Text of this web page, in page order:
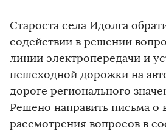
Староста села Идолга
содействии в решении
линии электропередачи и
пешеходной дорожки на
дороге регионального
Решено направить письма о
рассмотрения вопросов в